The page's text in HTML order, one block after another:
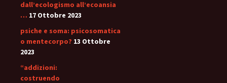
dall’ecologismo all’ecoansia
… 17 Ottobre 2023
psiche e soma: psicosomatica
o mentecorpo? 13 Ottobre
2023
“addizioni:
costruendo